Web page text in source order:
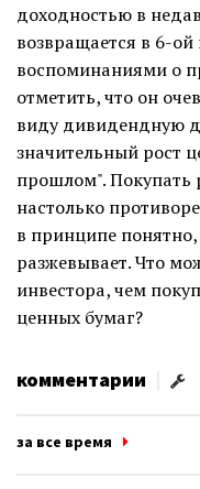
доходностью в
возвращается в 6-ой
воспоминаниями о
отметить, что он
виду дивидендную
значительный рост
прошлом". Покупать
настолько
в принципе понятно,
разжевывает. Что
инвестора, чем
ценных бумаг?
комментарии
за все время